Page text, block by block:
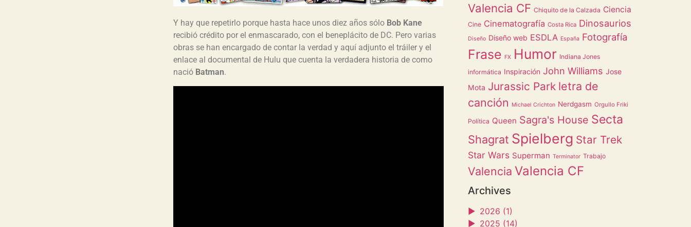
Y hay que repetirlo porque hasta hace unos diez años sólo Bob Kane
recibió crédito por el enmascarado, con el beneplácito de DC. Pero varias
obras se han encargado de contar la verdad y aquí adjunto el tráiler y el
enlace al documental de Hulu que cuenta la verdadera historia de como
nació Batman.
Valencia CF Chiquito de la Calzada Ciencia
Cine Cinematografía Costa Rica Dinosaurios
Diseño Diseño web ESDLA España Fotografía
Frase FX Humor Indiana Jones
informática Inspiración John Williams Jose
Mota Jurassic Park letra de
canción
Michael Crichton Nerdgasm Orgullo Friki
Política Queen Sagra's House Secta
Shagrat Spielberg Star Trek
Star Wars Superman Terminator Trabajo
Valencia Valencia CF
Archives
► 2026 (1)
► 2025 (14)